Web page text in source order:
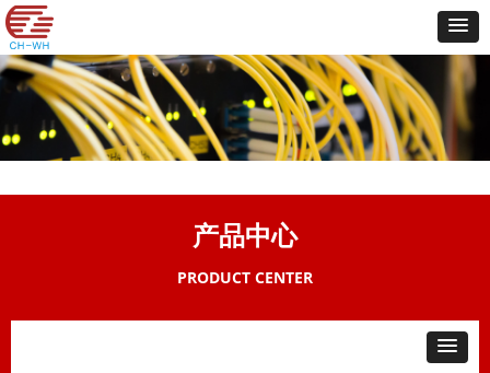
产品中心
PRODUCT CENTER